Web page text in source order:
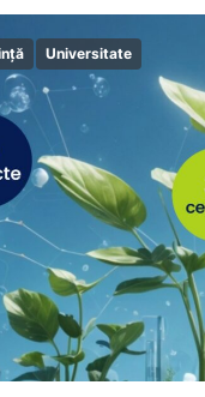
Universitate